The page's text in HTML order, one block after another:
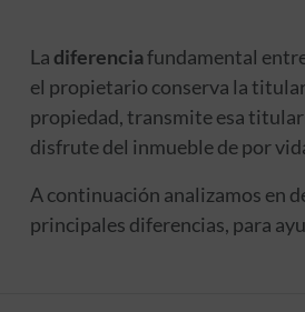
La diferenciafundamental
el propietario conserva la
propiedad, transmite esa
disfrute del inmueble de por
A continuación analizamos en
principales diferencias, para